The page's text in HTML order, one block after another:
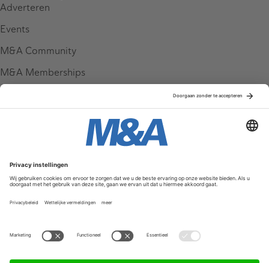
Adverteren
Events
M&A Community
M&A Memberships
Service & Contact
Contact
FAQ
Werken bij ons